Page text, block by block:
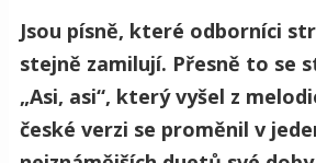
Jsou písně, které odborníci
stejně zamilují. Přesně to se
„Asi, asi“, který vyšel z
české verzi se proměnil v